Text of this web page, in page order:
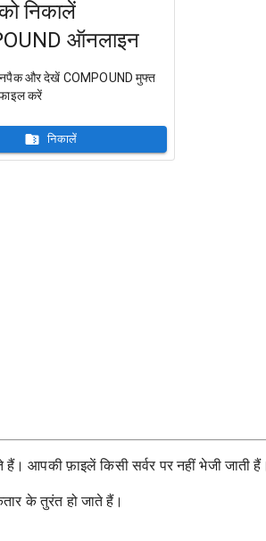
निकालें
ऑनलाइन
और देखें COMPOUND मुफ्त
करें
निकालें
आपकी फ़ाइलें किसी सर्वर पर नहीं भेजी जाती हैं।
के तुरंत हो जाते हैं।